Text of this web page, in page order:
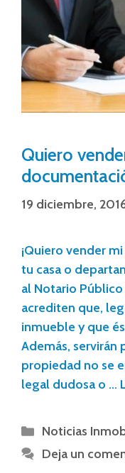
Quiero
19 diciembre,
¡Quiero vender
tu casa o
al Notario
acrediten que,
inmueble y que
Además, servirán
propiedad no se
legal dudosa o …
Noticias
Deja un